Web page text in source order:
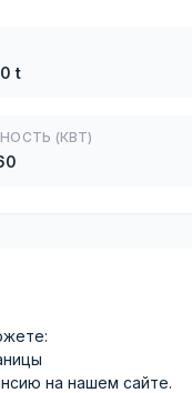
t
(КВТ)
на нашем сайте.